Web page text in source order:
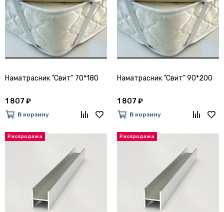
Наматрасник "Свит" 70*180
1 807 ₽
В корзину
Наматрасник "Свит" 90*200
1 807 ₽
В корзину